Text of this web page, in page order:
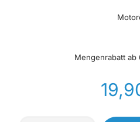
Mengenrabatt ab